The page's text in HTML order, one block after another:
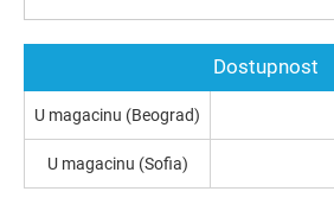
Dostupnost
U magacinu (Beograd)
U magacinu (Sofia)